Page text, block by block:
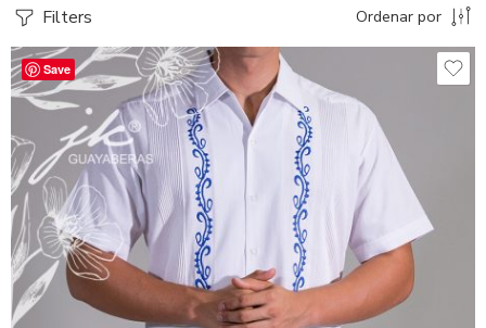
Filters Ordenar por
Save